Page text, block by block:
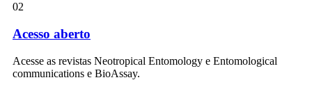
02
Acesso aberto
Acesse as revistas Neotropical Entomology e Entomological
communications e BioAssay.